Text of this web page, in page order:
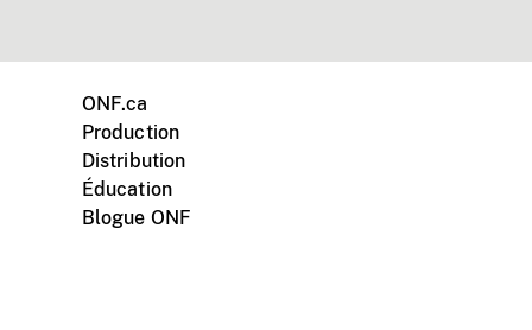
ONF.ca
Production
Distribution
Éducation
Blogue ONF